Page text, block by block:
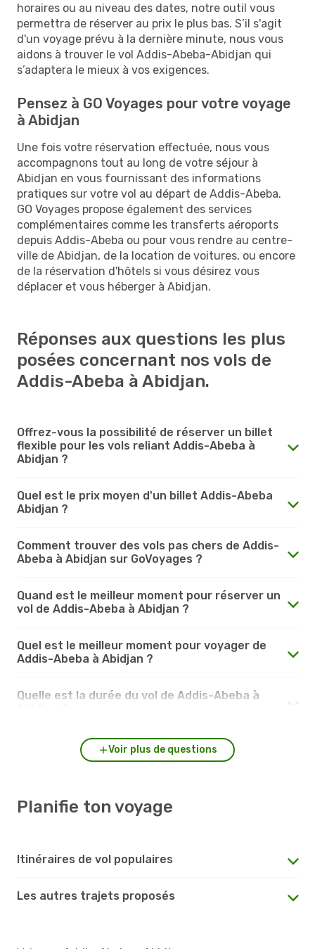
horaires ou au niveau des dates, notre outil vous
permettra de réserver au prix le plus bas. S’il s'agit
d'un voyage prévu à la dernière minute, nous vous
aidons à trouver le vol Addis-Abeba-Abidjan qui
s’adaptera le mieux à vos exigences.
Pensez à GO Voyages pour votre voyage
à Abidjan
Une fois votre réservation effectuée, nous vous
accompagnons tout au long de votre séjour à
Abidjan en vous fournissant des informations
pratiques sur votre vol au départ de Addis-Abeba.
GO Voyages propose également des services
complémentaires comme les transferts aéroports
depuis Addis-Abeba ou pour vous rendre au centre-
ville de Abidjan, de la location de voitures, ou encore
de la réservation d'hôtels si vous désirez vous
déplacer et vous héberger à Abidjan.
Réponses aux questions les plus
posées concernant nos vols de
Addis-Abeba à Abidjan.
Offrez-vous la possibilité de réserver un billet
flexible pour les vols reliant Addis-Abeba à
Abidjan ?
Quel est le prix moyen d'un billet Addis-Abeba
Abidjan ?
Comment trouver des vols pas chers de Addis-
Abeba à Abidjan sur GoVoyages ?
Quand est le meilleur moment pour réserver un
vol de Addis-Abeba à Abidjan ?
Quel est le meilleur moment pour voyager de
Addis-Abeba à Abidjan ?
Quelle est la durée du vol de Addis-Abeba à
Voir plus de questions
Planifie ton voyage
Itinéraires de vol populaires
Les autres trajets proposés